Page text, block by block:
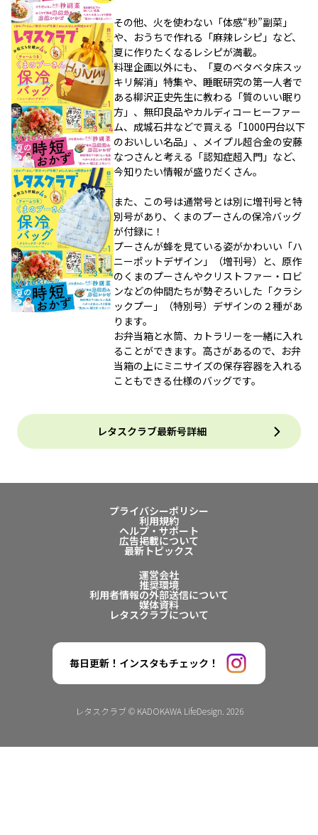
その他、火を使わない「体感“秒”副菜」
や、おうちで作れる「麻辣レシピ」など、
夏に作りたくなるレシピが満載。
料理企画以外にも、「夏のベタベタ床スッ
キリ解消」特集や、睡眠研究の第一人者で
ある柳沢正史先生に教わる「質のいい眠り
方」、無印良品やカルディコーヒーファー
ム、成城石井などで買える「1000円台以下
のおいしい名品」、メイプル超合金の安藤
なつさんと考える「認知症超入門」など、
今知りたい情報が盛りだくさん。
また、この号は通常号とは別に増刊号と特
別号があり、くまのプーさんの保冷バッグ
が付録に！
プーさんが蜂を見ている姿がかわいい「ハ
ニーポットデザイン」（増刊号）と、原作
のくまのプーさんやクリストファー・ロビ
ンなどの仲間たちが勢ぞろいした「クラシ
ックプー」（特別号）デザインの２種があ
ります。
お弁当箱と水筒、カトラリーを一緒に入れ
ることができます。高さがあるので、お弁
当箱の上にミニサイズの保存容器を入れる
こともできる仕様のバッグです。
レタスクラブ最新号詳細
プライバシーポリシー
利用規約
ヘルプ・サポート
広告掲載について
最新トピックス
運営会社
推奨環境
利用者情報の外部送信について
媒体資料
レタスクラブについて
毎日更新！インスタもチェック！
レタスクラブ © KADOKAWA LifeDesign. 2026